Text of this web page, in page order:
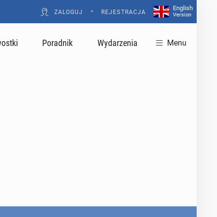
ZALOGUJ • REJESTRACJA
English
Version
Poradnik Wydarzenia Menu